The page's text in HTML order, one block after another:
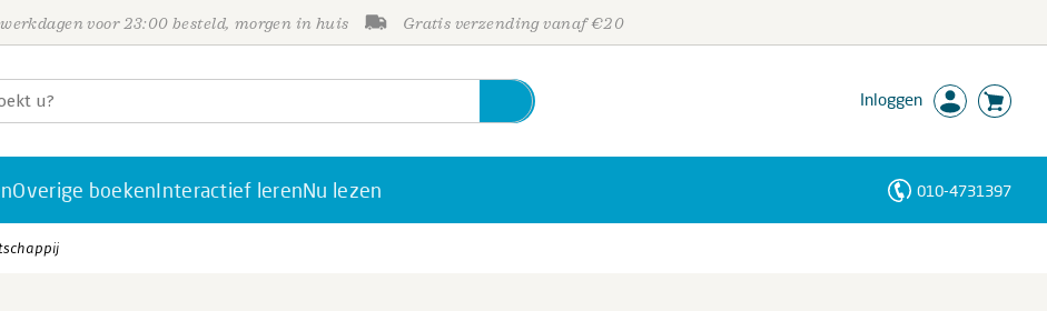
voor 23:00 besteld, morgen in huis Gratis verzending vanaf €20
Inloggen
Overige boekenInteractief lerenNu lezen 010-4731397
Personen